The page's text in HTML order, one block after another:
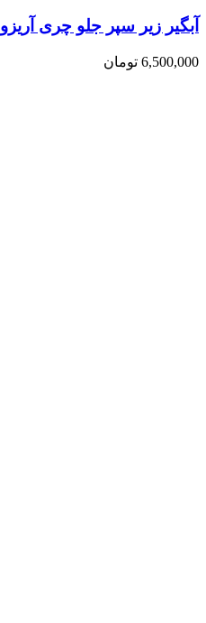
آبگیر زیر سپر جلو چری آریزو 6 معمولی ARRIZO 6
6,500,000 تومان